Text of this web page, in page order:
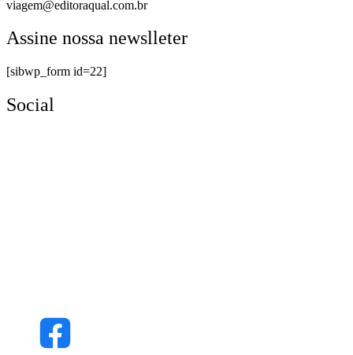
viagem@editoraqual.com.br
Assine nossa newslleter
[sibwp_form id=22]
Social